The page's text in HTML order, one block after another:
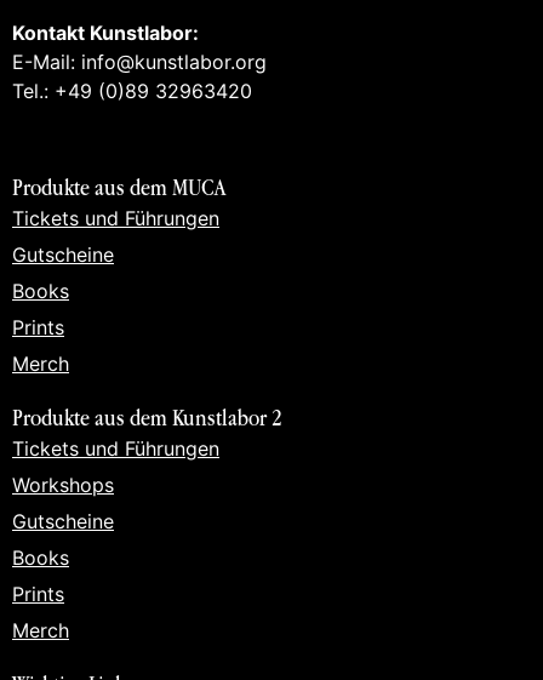
Kontakt Kunstlabor:
E-Mail: info@kunstlabor.org
Tel.: +49 (0)89 32963420
Produkte aus dem MUCA
Tickets und Führungen
Gutscheine
Books
Prints
Merch
Produkte aus dem Kunstlabor 2
Tickets und Führungen
Workshops
Gutscheine
Books
Prints
Merch